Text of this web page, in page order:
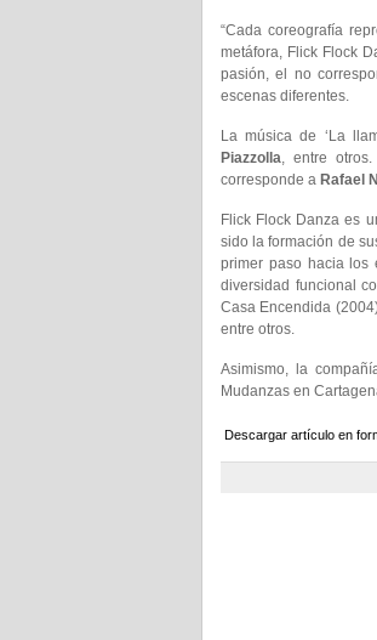
“Cada coreografía
metáfora, Flick Flock
pasión, el no
escenas diferentes.
La música de ‘La
Piazzolla, entre
corresponde a Rafael
Flick Flock Danza es
sido la formación de
primer paso hacia los
diversidad funcional
Casa Encendida
entre otros.
Asimismo, la
Mudanzas en
Descargar artículo en